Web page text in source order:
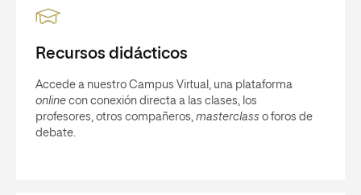
Recursos didácticos
Accede a nuestro Campus Virtual, una plataforma
online con conexión directa a las clases, los
profesores, otros compañeros, masterclass o foros de
debate.